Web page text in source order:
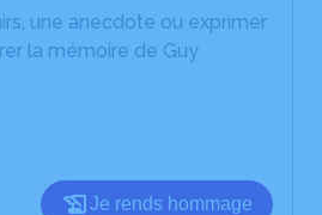
une anecdote ou exprimer
la mémoire de Guy
Je rends hommage